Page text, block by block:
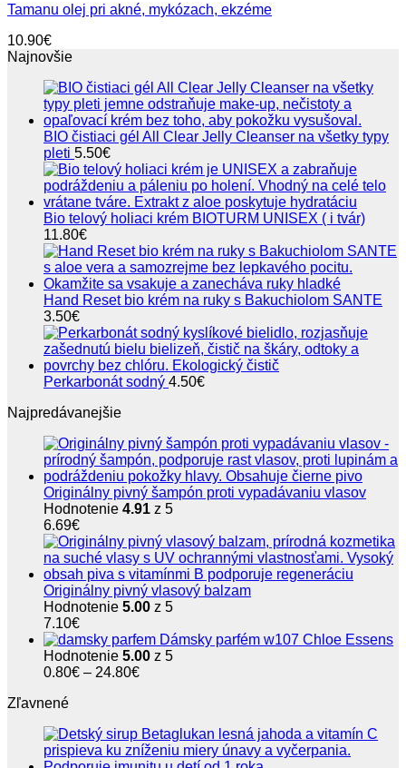
Tamanu olej pri akné, mykózach, ekzéme
10.90€
Najnovšie
BIO čistiaci gél All Clear Jelly Cleanser na všetky typy
pleti 5.50€
Bio telový holiaci krém BIOTURM UNISEX ( i tvár)
11.80€
Hand Reset bio krém na ruky s Bakuchiolom SANTE
3.50€
Perkarbonát sodný 4.50€
Najpredávanejšie
Originálny pivný šampón proti vypadávaniu vlasov
Hodnotenie 4.91 z 5
6.69€
Originálny pivný vlasový balzam
Hodnotenie 5.00 z 5
7.10€
Dámsky parfém w107 Chloe Essens
Hodnotenie 5.00 z 5
0.80€ – 24.80€Price
24.80€
Zľavnené